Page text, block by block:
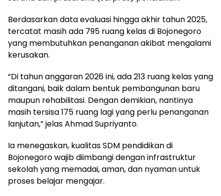
Berdasarkan data evaluasi hingga akhir tahun 2025,
tercatat masih ada 795 ruang kelas di Bojonegoro
yang membutuhkan penanganan akibat mengalami
kerusakan.
​“Di tahun anggaran 2026 ini, ada 213 ruang kelas yang
ditangani, baik dalam bentuk pembangunan baru
maupun rehabilitasi. Dengan demikian, nantinya
masih tersisa 175 ruang lagi yang perlu penanganan
lanjutan,” jelas Ahmad Supriyanto.
​Ia menegaskan, kualitas SDM pendidikan di
Bojonegoro wajib diimbangi dengan infrastruktur
sekolah yang memadai, aman, dan nyaman untuk
proses belajar mengajar.